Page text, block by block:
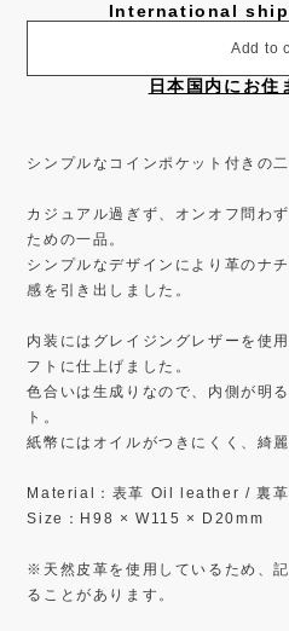
International
Add to
日本国内にお住
シンプルなコインポケット付きの
カジュアル過ぎず、オンオフ問わ
ための一品。
シンプルなデザインにより革のナ
感を引き出しました。
内装にはグレイジングレザーを使
フトに仕上げました。
色合いは生成りなので、内側が明
ト。
紙幣にはオイルがつきにくく、綺
Material：表革 Oil leather / 裏
Size：H98 × W115 × D20mm
※天然皮革を使用しているため、
ることがあります。